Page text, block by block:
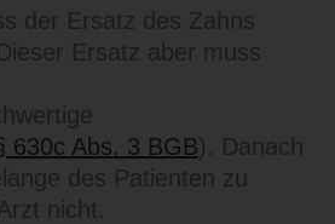
der Ersatz des Zahns
Ersatz aber muss
630c Abs. 3 BGB). Danach
des Patienten zu
nicht.